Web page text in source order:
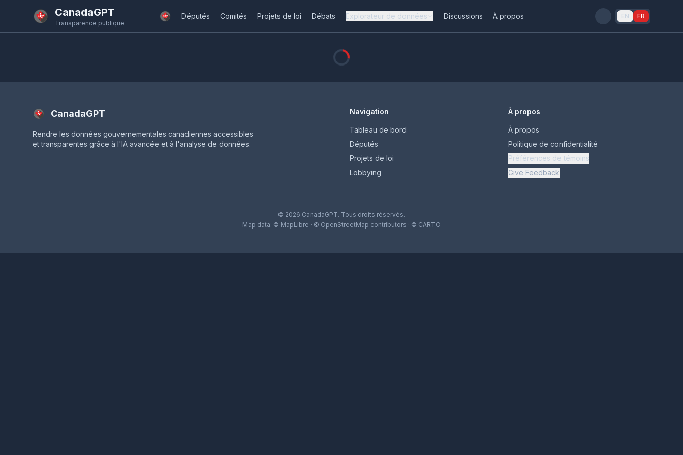
CanadaGPT
Transparence publique
Députés Comités Projets de loi Débats Explorateur de données Discussions À propos EN FR
CanadaGPT
Rendre les données gouvernementales canadiennes accessibles
et transparentes grâce à l'IA avancée et à l'analyse de données.
Navigation
Tableau de bord
Députés
Projets de loi
Lobbying
À propos
À propos
Politique de confidentialité
Préférences de témoins
Give Feedback
© 2026 CanadaGPT. Tous droits réservés.
Map data: © MapLibre · © OpenStreetMap contributors · © CARTO